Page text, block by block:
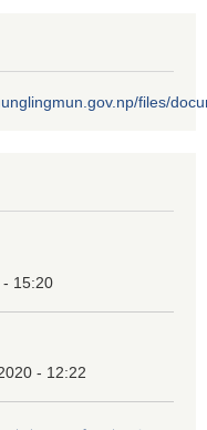
files/
- 15:20
- 12:22